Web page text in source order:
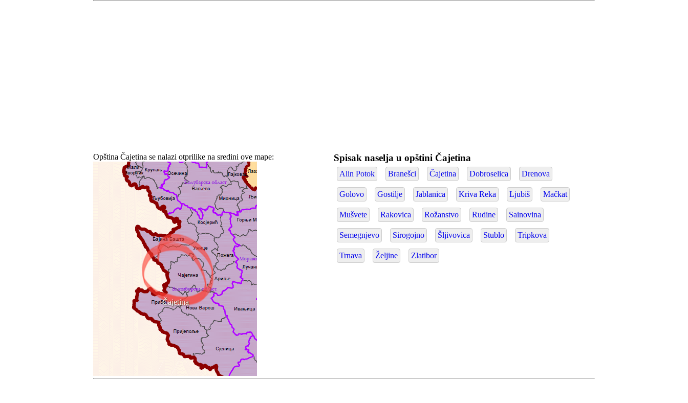
Opština Čajetina se nalazi otprilike na sredini ove mape:
Čajetina
Spisak naselja u opštini Čajetina
Alin Potok Branešci Čajetina Dobroselica Drenova
Golovo Gostilje Jablanica Kriva Reka Ljubiš Mačkat
Mušvete Rakovica Rožanstvo Rudine Sainovina
Semegnjevo Sirogojno Šljivovica Stublo Tripkova
Trnava Željine Zlatibor